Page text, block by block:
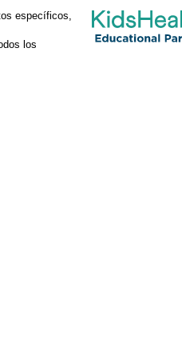
específicos,
los